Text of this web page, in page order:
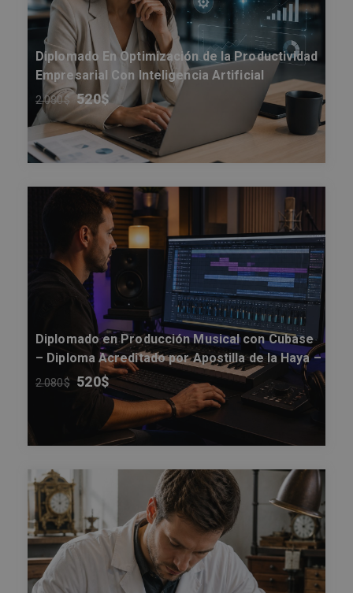
Diplomado En Optimización de la Productividad
Empresarial Con Inteligencia Artificial
2.080$ 520$
Diplomado en Producción Musical con Cubase
– Diploma Acreditado por Apostilla de la Haya –
2.080$ 520$